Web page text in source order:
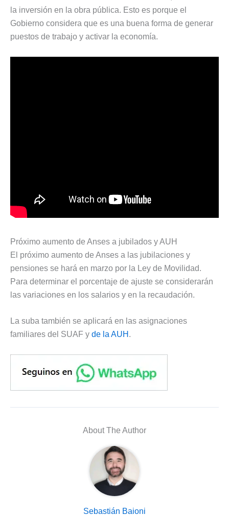
la inversión en la obra pública. Esto es porque el
Gobierno considera que es una buena forma de generar
puestos de trabajo y activar la economía.
Próximo aumento de Anses a jubilados y AUH
El próximo aumento de Anses a las jubilaciones y
pensiones se hará en marzo por la Ley de Movilidad.
Para determinar el porcentaje de ajuste se considerarán
las variaciones en los salarios y en la recaudación.
La suba también se aplicará en las asignaciones
familiares del SUAF y de la AUH .
About The Author
Sebastián Baioni